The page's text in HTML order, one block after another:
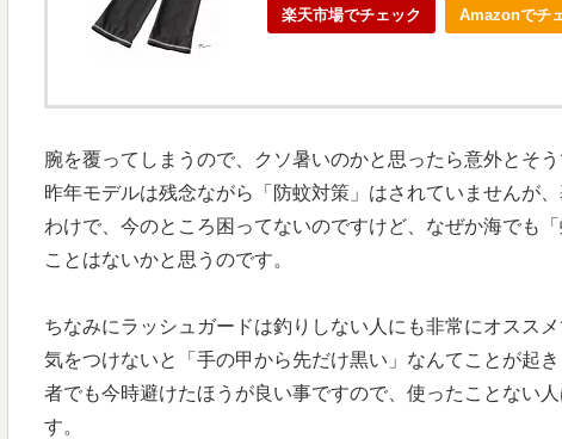
楽天市場でチェック Amazonでチ
腕を覆ってしまうので、クソ暑いのかと思ったら意外とそう
昨年モデルは残念ながら「防蚊対策」はされていませんが
わけで、今のところ困ってないのですけど、なぜか海でも
ことはないかと思うのです。
ちなみにラッシュガードは釣りしない人にも非常にオススメ
気をつけないと「手の甲から先だけ黒い」なんてことが起
者でも今時避けたほうが良い事ですので、使ったことない
す。